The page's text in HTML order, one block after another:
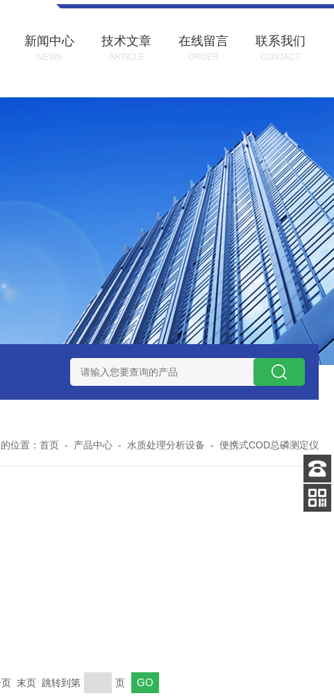
新闻中心
NEWS
技术文章
ARTICLE
在线留言
ORDER
联系我们
CONTACT
GAXT手持式单一气体检测仪 加拿大BW
位置： 首页 - 产品中心 - 水质处理分析设备 - 便携式COD总磷测定仪
末页 跳转到第 页
客服
电话